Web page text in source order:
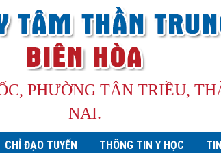
PHƯỜNG TÂN TRIỀU,
NAI.
CHỈ ĐẠO TUYẾN THÔNG TIN Y HỌC